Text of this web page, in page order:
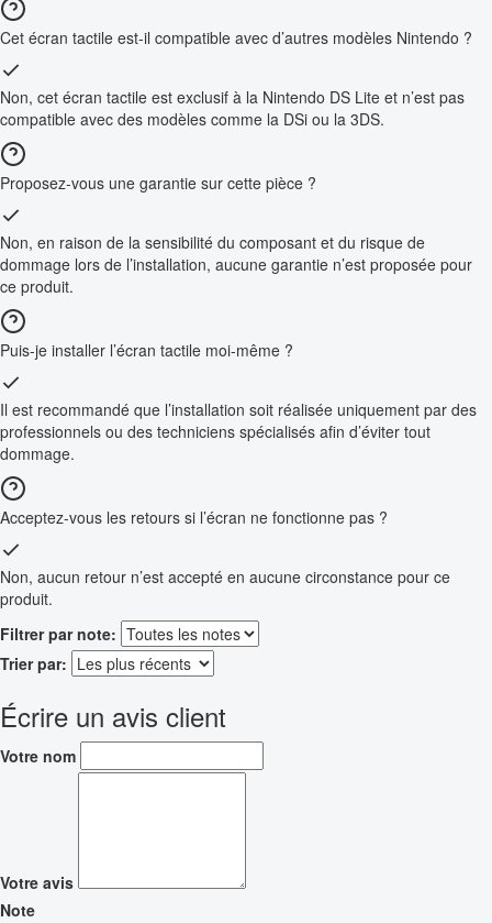
Cet écran tactile est-il compatible avec d’autres modèles Nintendo ?
Non, cet écran tactile est exclusif à la Nintendo DS Lite et n’est pas
compatible avec des modèles comme la DSi ou la 3DS.
Proposez-vous une garantie sur cette pièce ?
Non, en raison de la sensibilité du composant et du risque de
dommage lors de l’installation, aucune garantie n’est proposée pour
ce produit.
Puis-je installer l’écran tactile moi-même ?
Il est recommandé que l’installation soit réalisée uniquement par des
professionnels ou des techniciens spécialisés afin d’éviter tout
dommage.
Acceptez-vous les retours si l’écran ne fonctionne pas ?
Non, aucun retour n’est accepté en aucune circonstance pour ce
produit.
Filtrer par note:
Trier par:
Écrire un avis client
Votre nom
Votre avis
Note